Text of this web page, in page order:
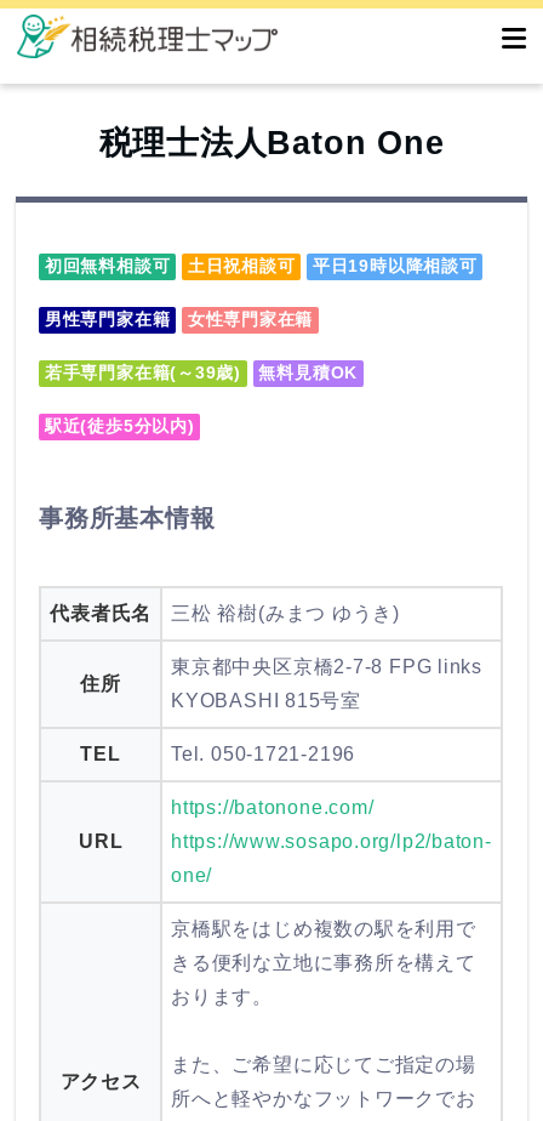
税理士法人Baton One
初回無料相談可 土日祝相談可 平日19時以降相談可
男性専門家在籍 女性専門家在籍
若手専門家在籍(～39歳) 無料見積OK
駅近(徒歩5分以内)
事務所基本情報
代表者氏名 三松 裕樹(みまつ ゆうき)
住所
東京都中央区京橋2-7-8 FPG links
KYOBASHI 815号室
TEL Tel. 050-1721-2196
URL
https://batonone.com/
https://www.sosapo.org/lp2/baton-
one/
アクセス
京橋駅をはじめ複数の駅を利用で
きる便利な立地に事務所を構えて
おります。
また、ご希望に応じてご指定の場
所へと軽やかなフットワークでお